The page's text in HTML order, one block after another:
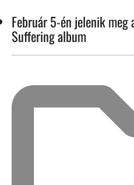
Február 5-én jelenik meg
Suffering album